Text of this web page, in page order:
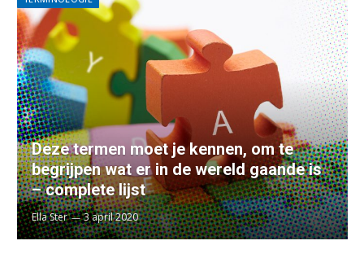
Deze termen moet je kennen, om te
begrijpen wat er in de wereld gaande is
– complete lijst
Ella Ster 3 april 2020